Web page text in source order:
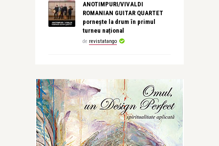
ANOTIMPURI/VIVALDI
ROMANIAN GUITAR QUARTET
pornește la drum în primul
turneu național
de revistatango